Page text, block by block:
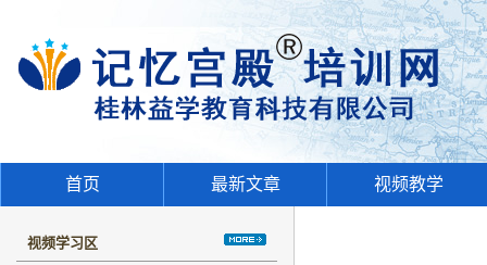
首页 最新文章 视频教学
视频学习区